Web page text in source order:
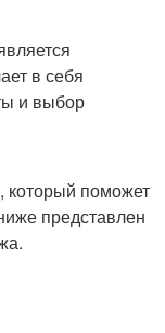
в себя
и выбор
который поможет
представлен